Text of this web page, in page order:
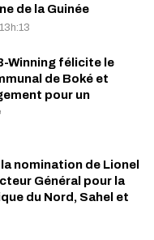
de la Guinée
Winning félicite le
de Boké et
pour un
nomination de Lionel
Général pour la
du Nord, Sahel et